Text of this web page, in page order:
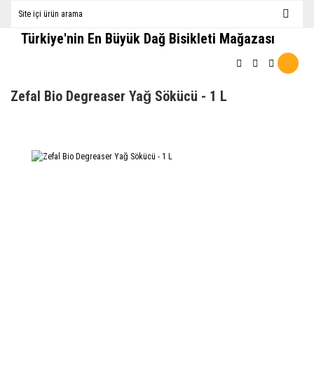
Türkiye'nin En Büyük Dağ Bisikleti Mağazası
Zefal Bio Degreaser Yağ Sökücü - 1 L